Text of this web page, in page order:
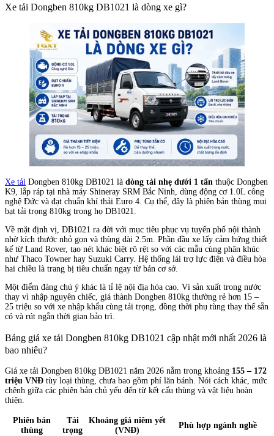
Xe tải Dongben 810kg DB1021 là dòng xe gì?
Xe tải Dongben 810kg DB1021 là dòng tải nhẹ dưới 1 tấn thuộc Dongben
K9, lắp ráp tại nhà máy Shineray SRM Bắc Ninh, dùng động cơ 1.0L công
nghệ Đức và đạt chuẩn khí thải Euro 4. Cụ thể, đây là phiên bản thùng mui
bạt tải trọng 810kg trong họ DB1021.
Về mặt định vị, DB1021 ra đời với mục tiêu phục vụ tuyến phố nội thành
nhờ kích thước nhỏ gọn và thùng dài 2.5m. Phần đầu xe lấy cảm hứng thiết
kế từ Land Rover, tạo nét khác biệt rõ rệt so với các mẫu cùng phân khúc
như Thaco Towner hay Suzuki Carry. Hệ thống lái trợ lực điện và điều hòa
hai chiều là trang bị tiêu chuẩn ngay từ bản cơ sở.
Một điểm đáng chú ý khác là tỉ lệ nội địa hóa cao. Vì sản xuất trong nước
thay vì nhập nguyên chiếc, giá thành Dongben 810kg thường rẻ hơn 15 –
25 triệu so với xe nhập khẩu cùng tải trọng, đồng thời phụ tùng thay thế sẵn
có và rút ngắn thời gian bảo trì.
Bảng giá xe tải Dongben 810kg DB1021 cập nhật mới nhất 2026 là
bao nhiêu?
Giá xe tải Dongben 810kg DB1021 năm 2026 nằm trong khoảng 155 – 172
triệu VNĐ tùy loại thùng, chưa bao gồm phí lăn bánh. Nói cách khác, mức
chênh giữa các phiên bản chủ yếu đến từ kết cấu thùng và vật liệu hoàn
thiện.
Phiên bản
thùng
Tải
trọng
Khoảng giá niêm yết
(VNĐ)
Phù hợp ngành nghề